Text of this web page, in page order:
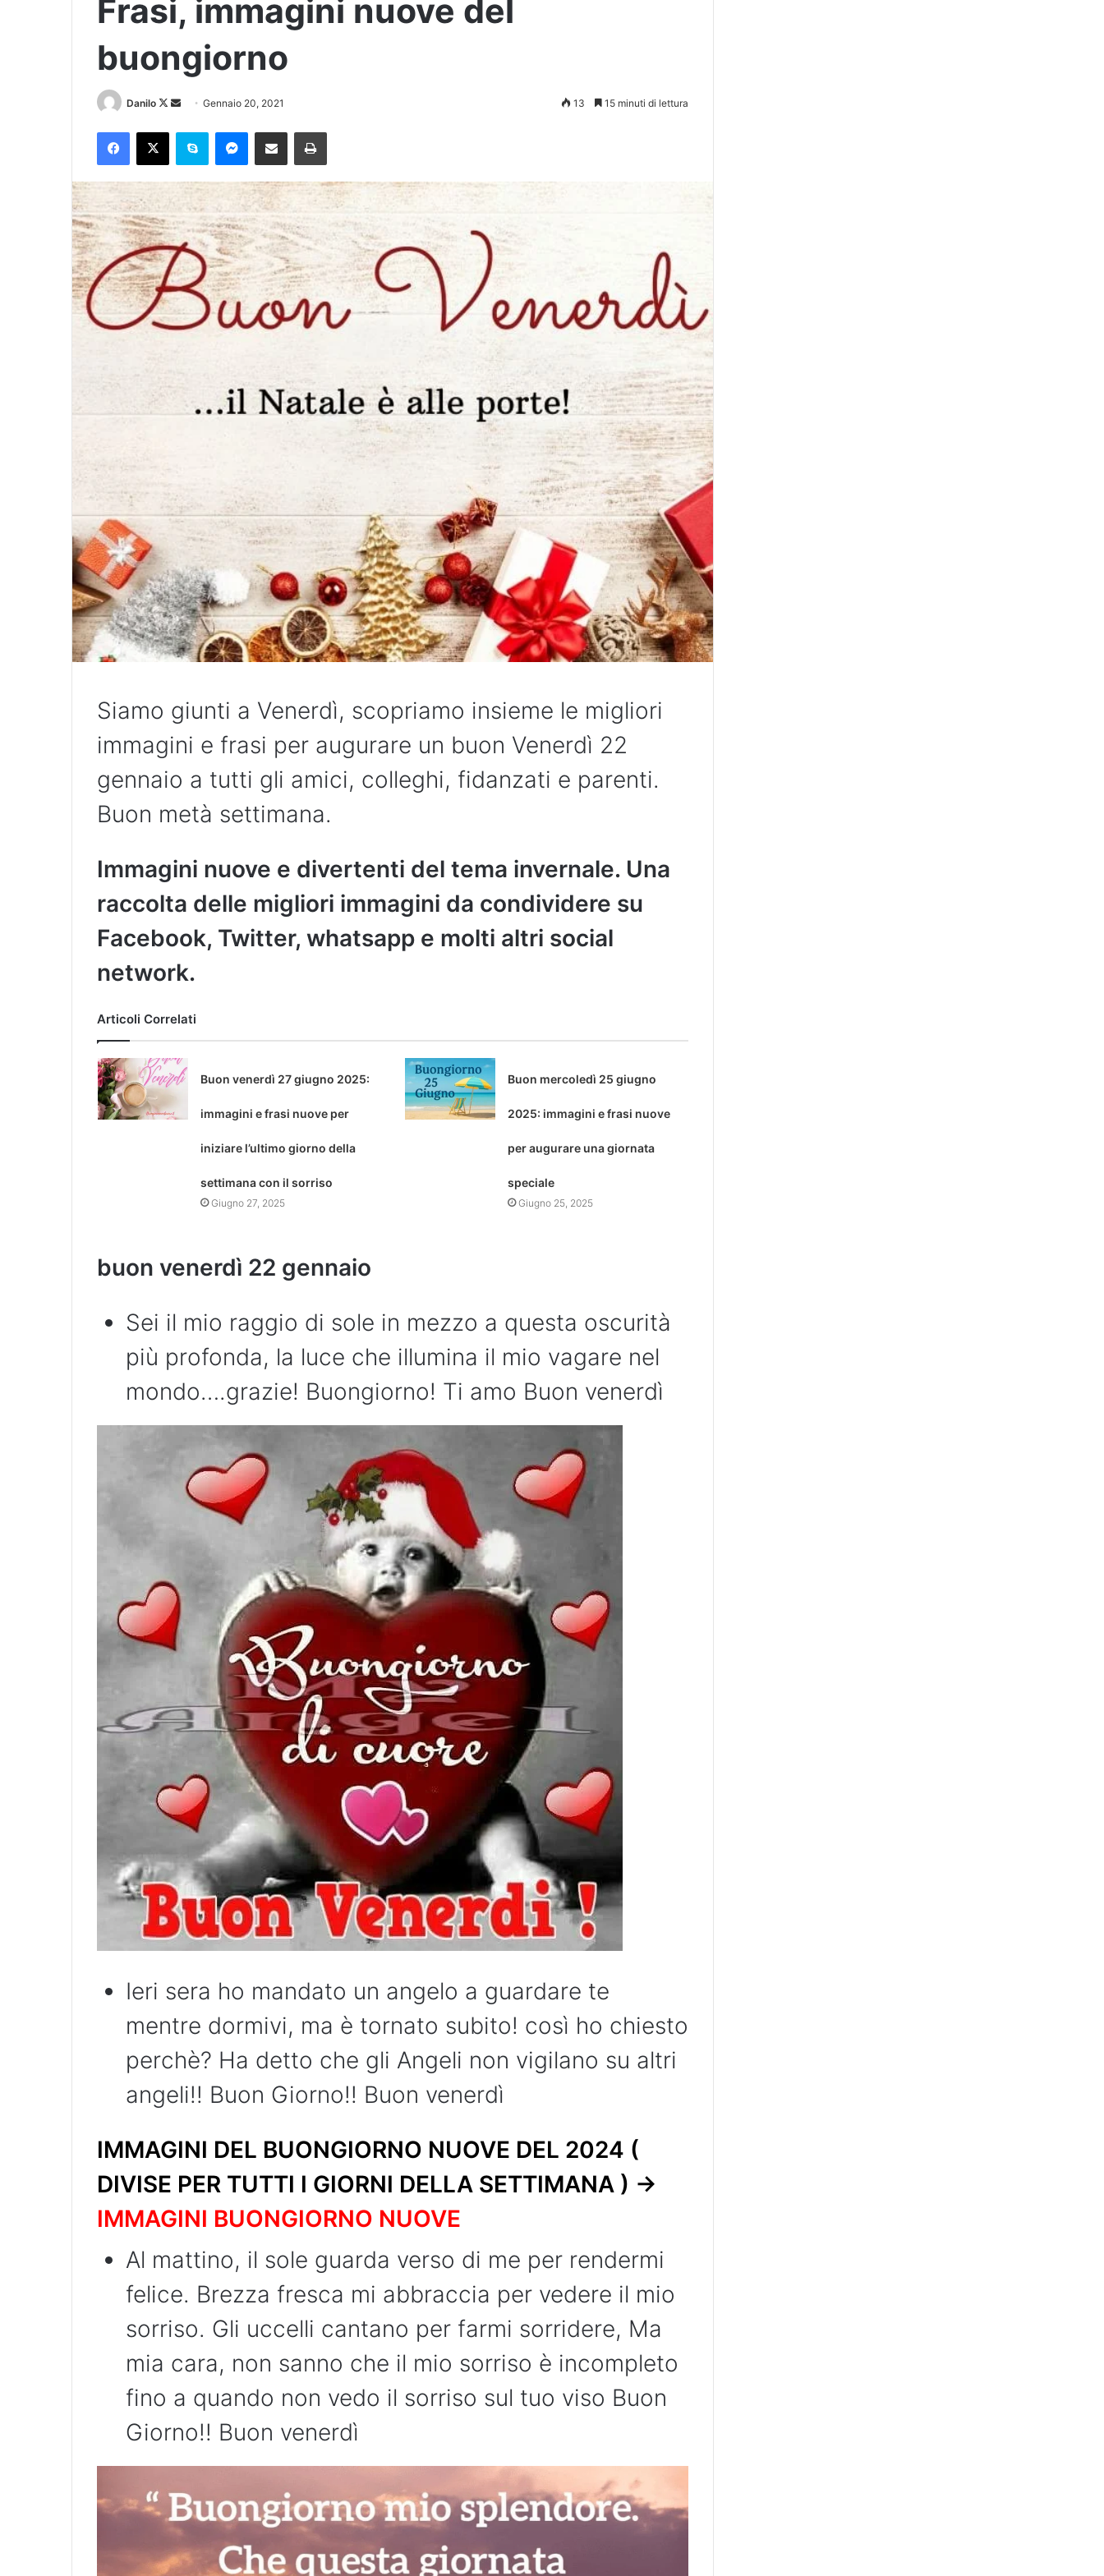
Frasi, immagini nuove del
buongiorno
Danilo Gennaio 20, 2021 13 15 minuti di lettura
Siamo giunti a Venerdì, scopriamo insieme le migliori
immagini e frasi per augurare un buon Venerdì 22
gennaio a tutti gli amici, colleghi, fidanzati e parenti.
Buon metà settimana.
Immagini nuove e divertenti del tema invernale. Una
raccolta delle migliori immagini da condividere su
Facebook, Twitter, whatsapp e molti altri social
network.
Articoli Correlati
Buon venerdì 27 giugno 2025:
immagini e frasi nuove per
iniziare l’ultimo giorno della
settimana con il sorriso
Giugno 27, 2025
Buon mercoledì 25 giugno
2025: immagini e frasi nuove
per augurare una giornata
speciale
Giugno 25, 2025
buon venerdì 22 gennaio
Sei il mio raggio di sole in mezzo a questa oscurità
più profonda, la luce che illumina il mio vagare nel
mondo….grazie! Buongiorno! Ti amo Buon venerdì
Ieri sera ho mandato un angelo a guardare te
mentre dormivi, ma è tornato subito! così ho chiesto
perchè? Ha detto che gli Angeli non vigilano su altri
angeli!! Buon Giorno!! Buon venerdì
IMMAGINI DEL BUONGIORNO NUOVE DEL 2024 (
DIVISE PER TUTTI I GIORNI DELLA SETTIMANA ) ->
IMMAGINI BUONGIORNO NUOVE
Al mattino, il sole guarda verso di me per rendermi
felice. Brezza fresca mi abbraccia per vedere il mio
sorriso. Gli uccelli cantano per farmi sorridere, Ma
mia cara, non sanno che il mio sorriso è incompleto
fino a quando non vedo il sorriso sul tuo viso Buon
Giorno!! Buon venerdì